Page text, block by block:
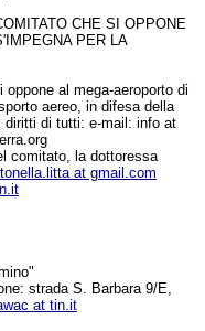
CHE SI OPPONE
PER LA
al mega-aeroporto di
aereo, in difesa della
diritti di tutti: e-mail: info at
comitato, la dottoressa
at gmail.com
strada S. Barbara 9/E,
at tin.it